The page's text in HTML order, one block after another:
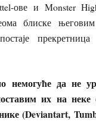
ове и Monster
блиске његовим
немогуће да не
их на неке
(Deviantart,